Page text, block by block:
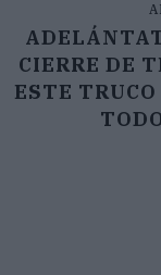
CIERRE DE
ESTE